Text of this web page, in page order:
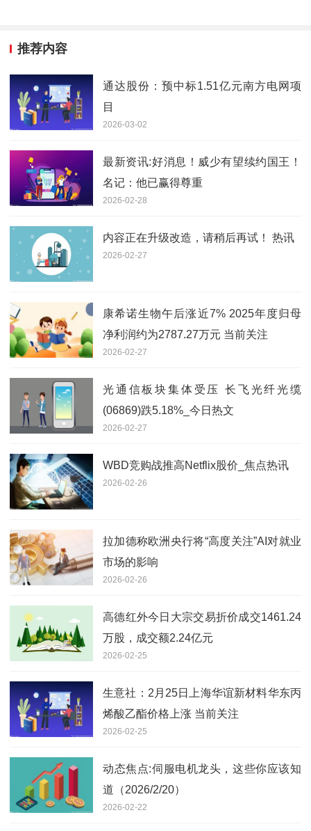
推荐内容
通达股份：预中标1.51亿元南方电网项
目
2026-03-02
最新资讯:好消息！威少有望续约国王！
名记：他已赢得尊重
2026-02-28
内容正在升级改造，请稍后再试！ 热讯
2026-02-27
康希诺生物午后涨近7% 2025年度归母
净利润约为2787.27万元 当前关注
2026-02-27
光通信板块集体受压 长飞光纤光缆
(06869)跌5.18%_今日热文
2026-02-27
WBD竞购战推高Netflix股价_焦点热讯
2026-02-26
拉加德称欧洲央行将“高度关注”AI对就业
市场的影响
2026-02-26
高德红外今日大宗交易折价成交1461.24
万股，成交额2.24亿元
2026-02-25
生意社：2月25日上海华谊新材料华东丙
烯酸乙酯价格上涨 当前关注
2026-02-25
动态焦点:伺服电机龙头，这些你应该知
道（2026/2/20）
2026-02-22